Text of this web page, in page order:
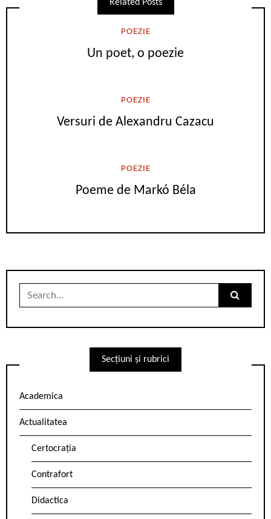
Related Posts
POEZIE
Un poet, o poezie
POEZIE
Versuri de Alexandru Cazacu
POEZIE
Poeme de Markó Béla
Search
Secțiuni și rubrici
Academica
Actualitatea
Certocrația
Contrafort
Didactica